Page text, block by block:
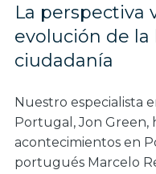
La perspectiva
evolución de
ciudadanía
Nuestro especialista
Portugal, Jon Green,
acontecimientos en
portugués Marcelo